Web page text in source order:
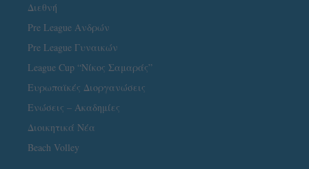
Διεθνή
Pre League Ανδρών
Pre League Γυναικών
League Cup “Νίκος Σαμαράς”
Ευρωπαϊκές Διοργανώσεις
Ενώσεις – Ακαδημίες
Διοικητικά Νέα
Beach Volley